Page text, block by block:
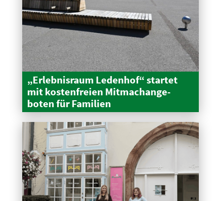
„Erleb­nisraum Ledenhof“ startet
mit kosten­freien Mitma­ch­an­ge­
boten für Familien